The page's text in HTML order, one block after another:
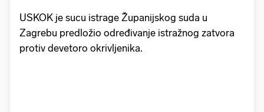
USKOK je sucu istrage Županijskog suda u
Zagrebu predložio određivanje istražnog zatvora
protiv devetoro okrivljenika.